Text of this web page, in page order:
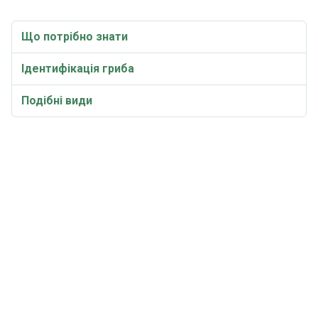
Що потрібно знати
Ідентифікація гриба
Подібні види